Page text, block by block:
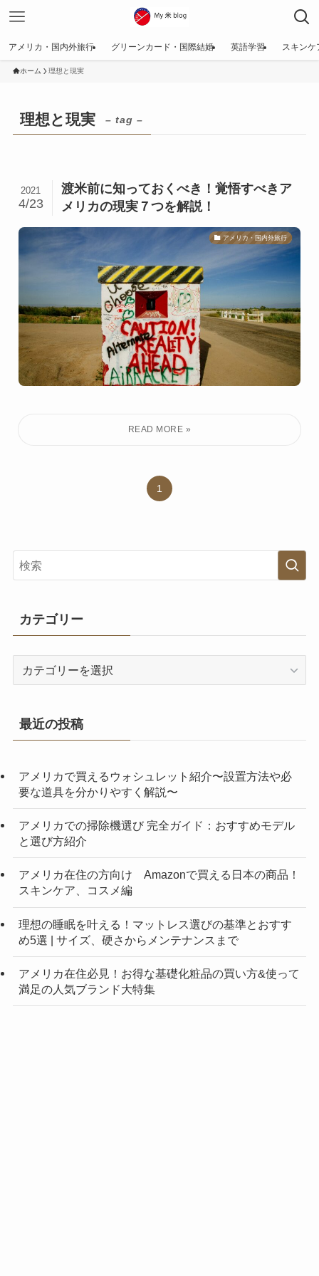
アメリカ・国内外旅行 グリーンカード・国際結婚 英語学習 スキンケ
ホーム 理想と現実
理想と現実 – tag –
渡米前に知っておくべき！覚悟すべきア
メリカの現実７つを解説！
2021
4/23
アメリカ・国内外旅行
1
カテゴリー
リ
最近の投稿
アメリカで買えるウォシュレット紹介〜設置方法や必
要な道具を分かりやすく解説〜
アメリカでの掃除機選び 完全ガイド：おすすめモデル
と選び方紹介
アメリカ在住の方向け Amazonで買える日本の商品！
スキンケア、コスメ編
理想の睡眠を叶える！マットレス選びの基準とおすす
め5選 | サイズ、硬さからメンテナンスまで
アメリカ在住必見！お得な基礎化粧品の買い方&使って
満足の人気ブランド大特集